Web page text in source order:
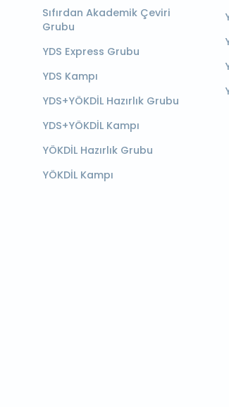
Sıfırdan Akademik Çeviri
Grubu
YDS Express Grubu
YDS Kampı
YDS+YÖKDİL Hazırlık Grubu
YDS+YÖKDİL Kampı
YÖKDİL Hazırlık Grubu
YÖKDİL Kampı